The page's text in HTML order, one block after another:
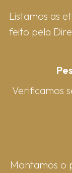
Listamos as
feito pela
Verificamos
Montamos o